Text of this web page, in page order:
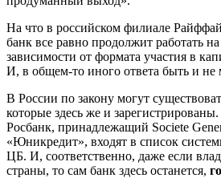
На что в российском филиале
банк все равно продолжит работать
зависимости от формата участия в
И, в общем-то иного ответа быть и не
В России по закону могут
которые здесь же и
Росбанк, принадлежащий Societe
«Юникредит», входят в список
ЦБ. И, соответственно, даже если
страны, то сам банк здесь останется,